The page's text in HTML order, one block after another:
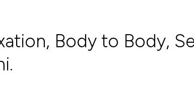
Body to Body,